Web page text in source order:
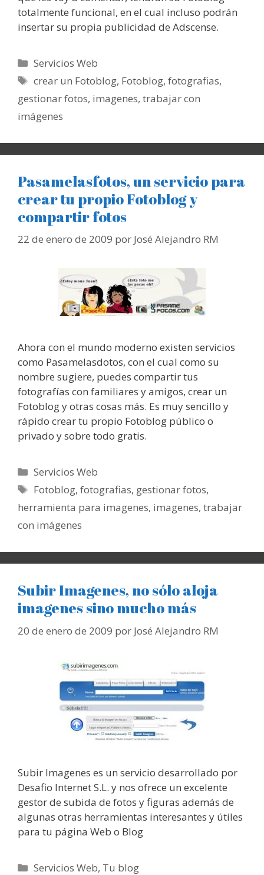
totalmente funcional, en el cual incluso podrán
insertar su propia publicidad de Adscense.
Categorías
Servicios Web
Etiquetas
crear un Fotoblog, Fotoblog,fotografias,
gestionar fotos, imagenes, trabajar con
imágenes
Pasamelasfotos, un servicio para
crear tu propio Fotoblog y
compartir fotos
22 de enero de 2009 por José Alejandro RM
Ahora con el mundo moderno existen servicios
como Pasamelasdotos, con el cual como su
nombre sugiere, puedes compartir tus
fotografías con familiares y amigos, crear un
Fotoblog y otras cosas más. Es muy sencillo y
rápido crear tu propio Fotoblog público o
privado y sobre todo gratis.
Categorías
Servicios Web
Etiquetas
Fotoblog,fotografias, gestionar fotos,
herramienta para imagenes, imagenes, trabajar
con imágenes
Subir Imagenes, no sólo aloja
imagenes sino mucho más
20 de enero de 2009 por José Alejandro RM
Subir Imagenes es un servicio desarrollado por
Desafio Internet S.L. y nos ofrece un excelente
gestor de subida de fotos y figuras además de
algunas otras herramientas interesantes y útiles
para tu página Web o Blog
Categorías
Servicios Web, Tu blog